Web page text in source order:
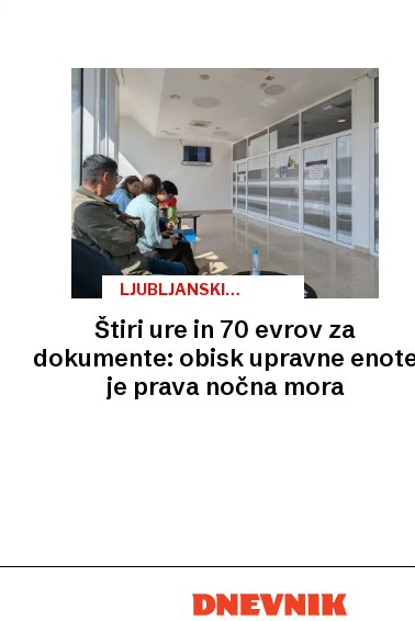
LJUBLJANSKI
Štiri ure in 70 evrov za
dokumente: obisk upravne
je prava nočna mora